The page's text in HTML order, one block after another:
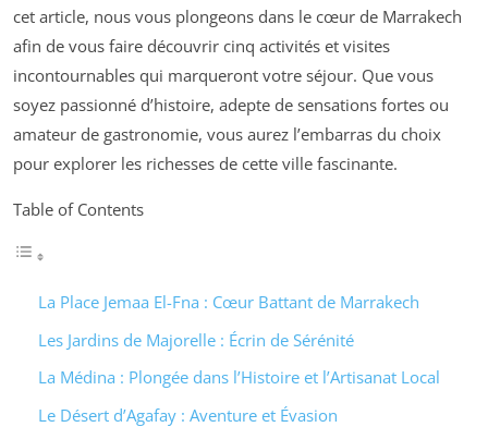
cet article, nous vous plongeons dans le cœur de Marrakech
afin de vous faire découvrir cinq activités et visites
incontournables qui marqueront votre séjour. Que vous
soyez passionné d’histoire, adepte de sensations fortes ou
amateur de gastronomie, vous aurez l’embarras du choix
pour explorer les richesses de cette ville fascinante.
Table of Contents
La Place Jemaa El-Fna : Cœur Battant de Marrakech
Les Jardins de Majorelle : Écrin de Sérénité
La Médina : Plongée dans l’Histoire et l’Artisanat Local
Le Désert d’Agafay : Aventure et Évasion